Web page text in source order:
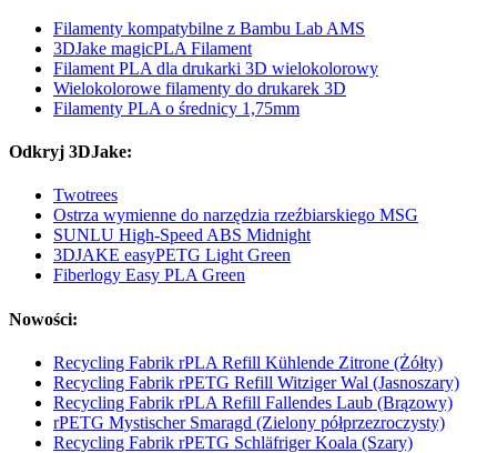
Filamenty kompatybilne z Bambu Lab AMS
3DJake magicPLA Filament
Filament PLA dla drukarki 3D wielokolorowy
Wielokolorowe filamenty do drukarek 3D
Filamenty PLA o średnicy 1,75mm
Odkryj 3DJake:
Twotrees
Ostrza wymienne do narzędzia rzeźbiarskiego MSG
SUNLU High-Speed ABS Midnight
3DJAKE easyPETG Light Green
Fiberlogy Easy PLA Green
Nowości:
Recycling Fabrik rPLA Refill Kühlende Zitrone (Żółty)
Recycling Fabrik rPETG Refill Witziger Wal (Jasnoszary)
Recycling Fabrik rPLA Refill Fallendes Laub (Brązowy)
rPETG Mystischer Smaragd (Zielony półprzezroczysty)
Recycling Fabrik rPETG Schläfriger Koala (Szary)